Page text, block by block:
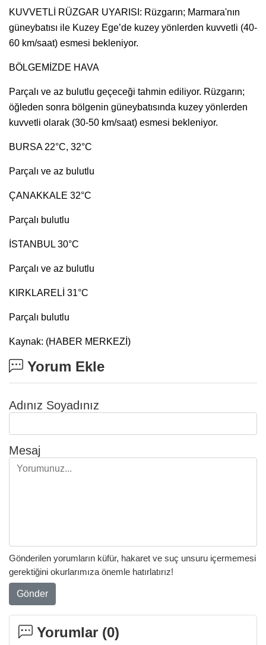
KUVVETLİ RÜZGAR UYARISI: Rüzgarın; Marmara'nın
güneybatısı ile Kuzey Ege’de kuzey yönlerden kuvvetli (40-
60 km/saat) esmesi bekleniyor.
BÖLGEMİZDE HAVA
Parçalı ve az bulutlu geçeceği tahmin ediliyor. Rüzgarın;
öğleden sonra bölgenin güneybatısında kuzey yönlerden
kuvvetli olarak (30-50 km/saat) esmesi bekleniyor.
BURSA 22°C, 32°C
Parçalı ve az bulutlu
ÇANAKKALE 32°C
Parçalı bulutlu
İSTANBUL 30°C
Parçalı ve az bulutlu
KIRKLARELİ 31°C
Parçalı bulutlu
Kaynak: (HABER MERKEZİ)
Yorum Ekle
Adınız Soyadınız
Mesaj
Gönderilen yorumların küfür, hakaret ve suç unsuru içermemesi
gerektiğini okurlarımıza önemle hatırlatırız!
Gönder
Yorumlar (0)